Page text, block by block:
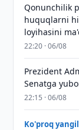
Qonunchilik
huquqlarni
loyihasini
22:20 · 06/08
Prezident
Senatga
22:15 · 06/08
Ko'proq